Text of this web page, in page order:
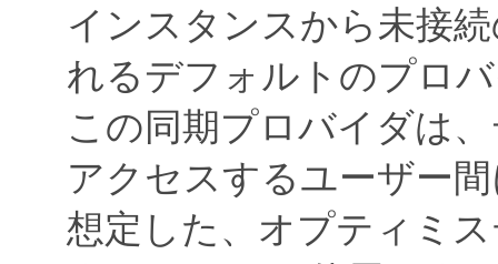
インスタンスから未接
れるデフォルトのプロ
この同期プロバイダは
アクセスするユーザー
想定した、オプティミ